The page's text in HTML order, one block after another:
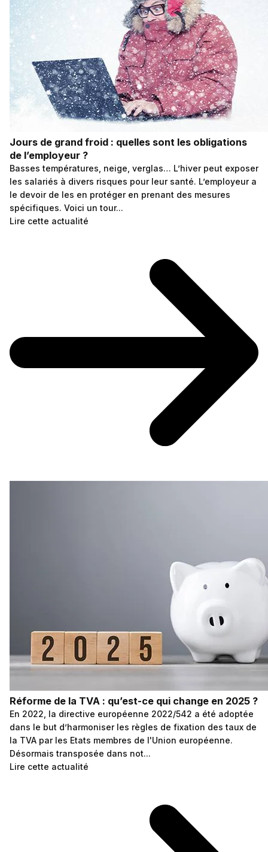
Jours de grand froid : quelles sont les obligations
de l’employeur ?
Basses températures, neige, verglas… L’hiver peut exposer
les salariés à divers risques pour leur santé. L’employeur a
le devoir de les en protéger en prenant des mesures
spécifiques. Voici un tour...
Lire cette actualité
Réforme de la TVA : qu’est-ce qui change en 2025 ?
En 2022, la directive européenne 2022/542 a été adoptée
dans le but d’harmoniser les règles de fixation des taux de
la TVA par les Etats membres de l'Union européenne.
Désormais transposée dans not...
Lire cette actualité